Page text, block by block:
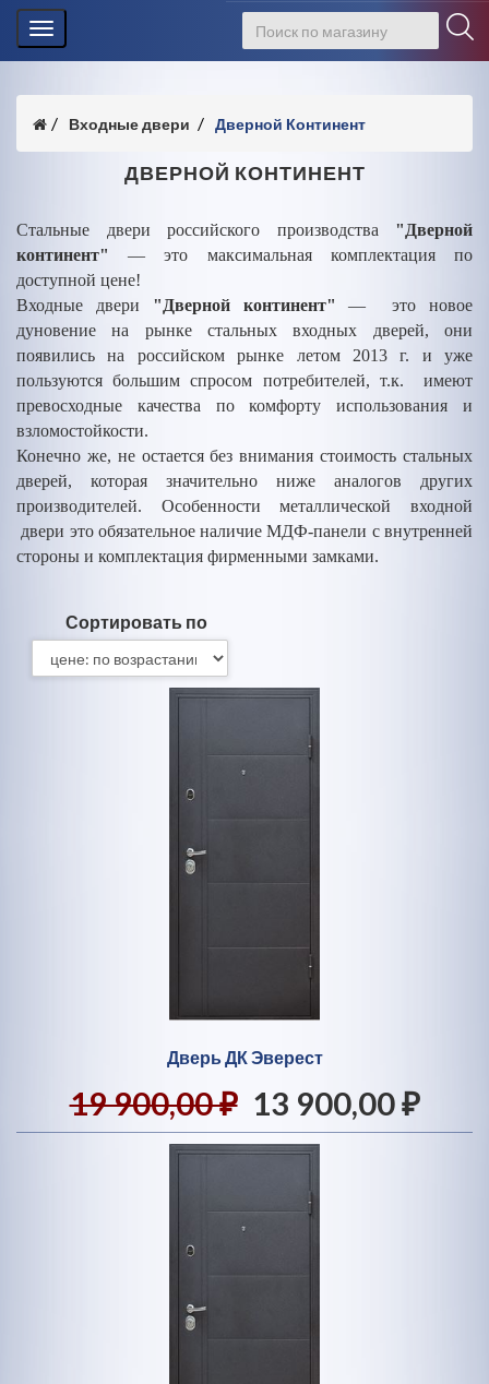
Toggle
navigation
Входные двери Дверной Континент
ДВЕРНОЙ КОНТИНЕНТ
Стальные двери российского производства "Дверной
континент"
— это максимальная комплектация по
доступной цене!
Входные двери "Дверной континент" — это новое
дуновение на рынке стальных входных дверей, они
появились на российском рынке летом 2013 г. и уже
пользуются большим спросом потребителей, т.к. имеют
превосходные качества по комфорту использования и
взломостойкости.
Конечно же, не остается без внимания стоимость стальных
дверей, которая значительно ниже аналогов других
производителей. Особенности металлической входной
двери это обязательное наличие МДФ-панели с внутренней
стороны и комплектация фирменными замками.
Сортировать по
Дверь ДК Эверест
19 900,00 ₽ 13 900,00 ₽